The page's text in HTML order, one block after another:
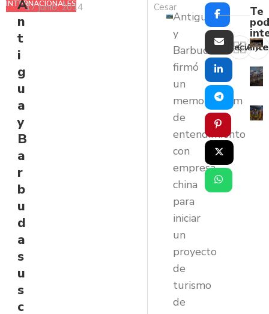
INTERNACIONALES
A
n
t
i
g
u
a
y
B
a
r
b
u
d
a
s
u
s
c
17 junio, 2014 Cesar
Antigua
y
Barbuda
firmó
un
memorándum
de
entendimiento
con
empresa
china
para
iniciar
un
proyecto
de
turismo
de
Reciente
Te